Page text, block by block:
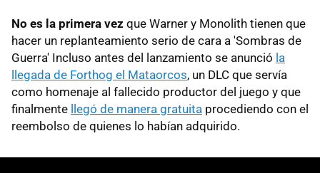
No es la primera vez que Warner y Monolith tienen que
hacer un replanteamiento serio de cara a 'Sombras de
Guerra' Incluso antes del lanzamiento se anunció la
llegada de Forthog el Mataorcos, un DLC que servía
como homenaje al fallecido productor del juego y que
finalmente llegó de manera gratuita procediendo con el
reembolso de quienes lo habían adquirido.